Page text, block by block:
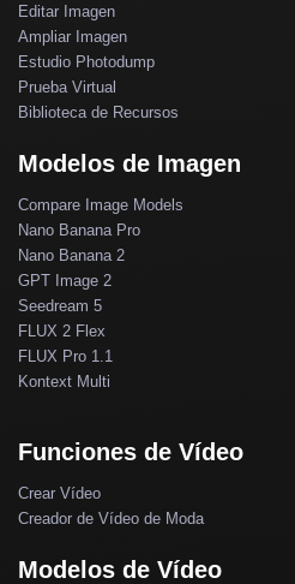
Editar Imagen
Ampliar Imagen
Estudio Photodump
Prueba Virtual
Biblioteca de Recursos
Modelos de Imagen
Compare Image Models
Nano Banana Pro
Nano Banana 2
GPT Image 2
Seedream 5
FLUX 2 Flex
FLUX Pro 1.1
Kontext Multi
Funciones de Vídeo
Crear Vídeo
Creador de Vídeo de Moda
Modelos de Vídeo